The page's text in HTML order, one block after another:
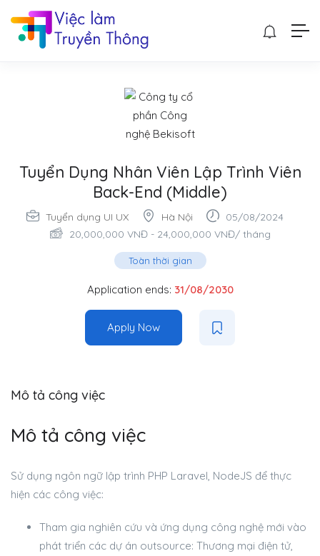
Tuyển Dụng Nhân Viên Lập Trình Viên
Back-End (Middle)
Tuyển dụng UI UX Hà Nội
05/08/2024
20,000,000 VNĐ- 24,000,000 VNĐ/ tháng
Toàn thời gian
Application ends: 31/08/2030
Apply Now
Mô tả công việc
Mô tả công việc
Sử dụng ngôn ngữ lập trình PHP Laravel, NodeJS để thực
hiện các công việc:
Tham gia nghiên cứu và ứng dụng công nghệ mới vào
phát triển các dự án outsource: Thương mại điện tử,